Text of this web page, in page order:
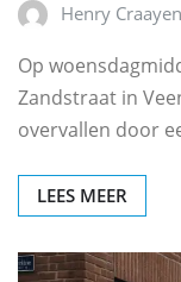
Henry Craayen
Op
Zandstraat in
overvallen door
LEES MEER